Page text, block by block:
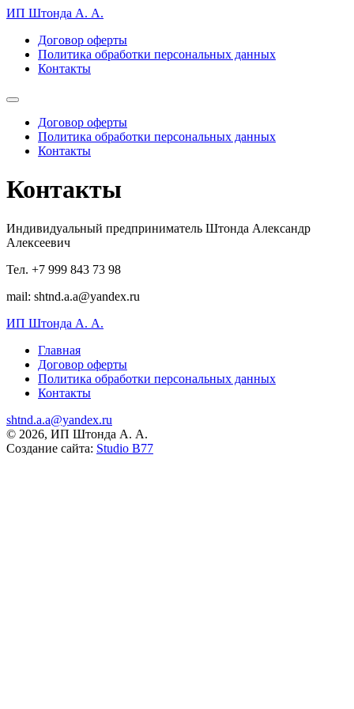
ИП Штонда А. А.
Договор оферты
Политика обработки персональных данных
Контакты
Договор оферты
Политика обработки персональных данных
Контакты
Контакты
Индивидуальный предприниматель Штонда Александр
Алексеевич
Тел. +7 999 843 73 98
mail: shtnd.a.a@yandex.ru
ИП Штонда А. А.
Главная
Договор оферты
Политика обработки персональных данных
Контакты
shtnd.a.a@yandex.ru
© 2026, ИП Штонда А. А.
Создание сайта: Studio B77